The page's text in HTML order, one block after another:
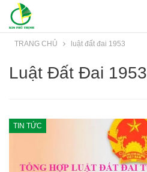
TRANG CHỦ luật đất đai 1953
Luật Đất Đai 1953
TIN TỨC